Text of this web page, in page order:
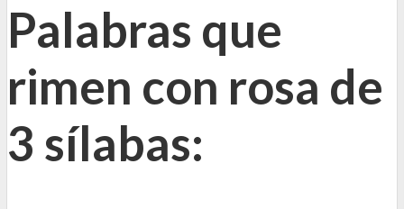
Palabras que
rimen con rosa de
3 sílabas: